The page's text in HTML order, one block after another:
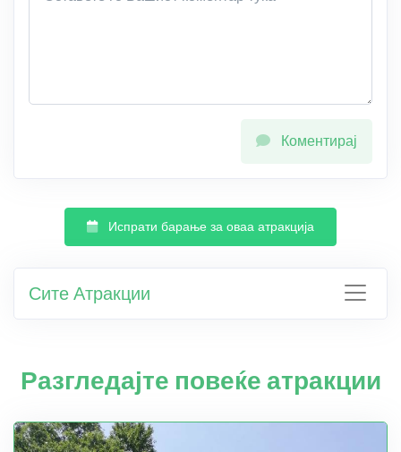
Коментирај
Испрати барање за оваа атракција
Сите Атракции
Разгледајте повеќе атракции